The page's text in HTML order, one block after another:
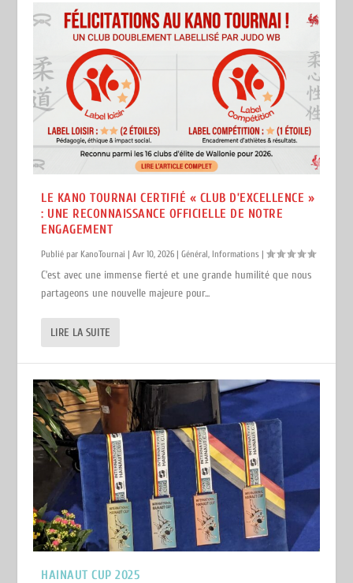
LE KANO TOURNAI CERTIFIÉ « CLUB D’EXCELLENCE »
: UNE RECONNAISSANCE OFFICIELLE DE NOTRE
ENGAGEMENT
Publié par KanoTournai |Avr 10, 2026 |Général Informations |
C’est avec une immense fierté et une grande humilité que nous
partageons une nouvelle majeure pour...
LIRE LA SUITE
HAINAUT CUP 2025